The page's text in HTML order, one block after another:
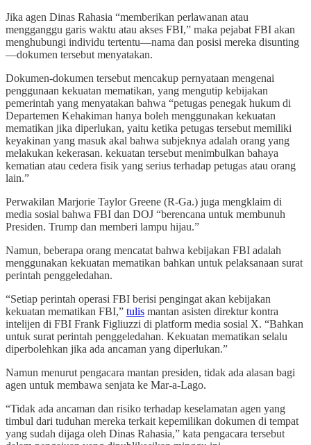
Jika agen Dinas Rahasia “memberikan perlawanan atau
mengganggu garis waktu atau akses FBI,” maka pejabat FBI akan
menghubungi individu tertentu—nama dan posisi mereka disunting
—dokumen tersebut menyatakan.
Dokumen-dokumen tersebut mencakup pernyataan mengenai
penggunaan kekuatan mematikan, yang mengutip kebijakan
pemerintah yang menyatakan bahwa “petugas penegak hukum di
Departemen Kehakiman hanya boleh menggunakan kekuatan
mematikan jika diperlukan, yaitu ketika petugas tersebut memiliki
keyakinan yang masuk akal bahwa subjeknya adalah orang yang
melakukan kekerasan. kekuatan tersebut menimbulkan bahaya
kematian atau cedera fisik yang serius terhadap petugas atau orang
lain.”
Perwakilan Marjorie Taylor Greene (R-Ga.) juga mengklaim di
media sosial bahwa FBI dan DOJ “berencana untuk membunuh
Presiden. Trump dan memberi lampu hijau.”
Namun, beberapa orang mencatat bahwa kebijakan FBI adalah
menggunakan kekuatan mematikan bahkan untuk pelaksanaan surat
perintah penggeledahan.
“Setiap perintah operasi FBI berisi pengingat akan kebijakan
kekuatan mematikan FBI,” tulis mantan asisten direktur kontra
intelijen di FBI Frank Figliuzzi di platform media sosial X. “Bahkan
untuk surat perintah penggeledahan. Kekuatan mematikan selalu
diperbolehkan jika ada ancaman yang diperlukan.”
Namun menurut pengacara mantan presiden, tidak ada alasan bagi
agen untuk membawa senjata ke Mar-a-Lago.
“Tidak ada ancaman dan risiko terhadap keselamatan agen yang
timbul dari tuduhan mereka terkait kepemilikan dokumen di tempat
yang sudah dijaga oleh Dinas Rahasia,” kata pengacara tersebut